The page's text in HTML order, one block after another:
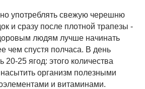
употреблять свежую черешню
и сразу после плотной трапезы -
людям лучше начинать
чем спустя полчаса. В день
20-25 ягод: этого количества
организм полезными
и витаминами.